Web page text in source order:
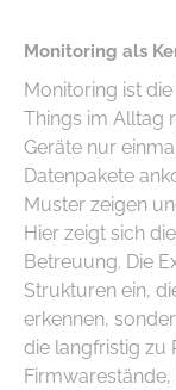
Monitoring als
Monitoring ist
Things im Alltag
Geräte nur
Datenpakete
Muster zeigen
Hier zeigt sich
Betreuung. Die
Strukturen ein,
erkennen,
die langfristig zu